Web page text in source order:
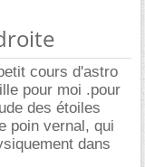
cours d'astro
pour moi .pour
des étoiles
poin vernal, qui
dans